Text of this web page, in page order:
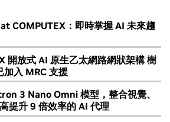
COMPUTEX：即時掌握 AI 未來趨
放式 AI 原生乙太網路網狀架構 樹
加入 MRC 支援
3 Nano Omni 模型，整合視覺、
提升 9 倍效率的 AI 代理